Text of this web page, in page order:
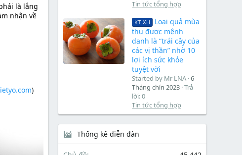
là lắng
nhận về
)
Tin tức tổng hợp
KT-XH
Loại quả mùa
thu được mệnh
danh là “trái cây của
các vị thần” nhờ 10
lợi ích sức khỏe
tuyệt vời
Started by Mr LNA 6
Tháng chín 2023 Trả
lời: 0
Tin tức tổng hợp
Thống kê diễn đàn